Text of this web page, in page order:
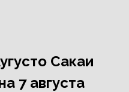
Сакаи
7 августа